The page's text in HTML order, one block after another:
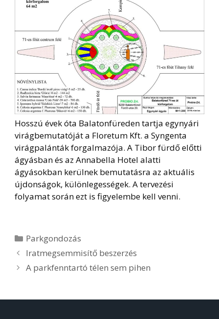
Hosszú évek óta Balatonfüreden tartja egynyári
virágbemutatóját a Floretum Kft. a Syngenta
virágpalánták forgalmazója. A Tibor fürdő előtti
ágyásban és az Annabella Hotel alatti
ágyásokban kerülnek bemutatásra az aktuális
újdonságok, különlegességek. A tervezési
folyamat során ezt is figyelembe kell venni.
Kategória
Parkgondozás
Iratmegsemmisítő beszerzés
A parkfenntartó télen sem pihen